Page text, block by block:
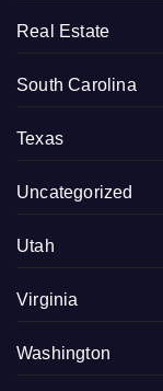
Real Estate
South Carolina
Texas
Uncategorized
Utah
Virginia
Washington